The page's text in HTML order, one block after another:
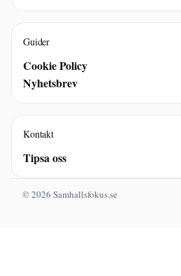
Guider
Cookie Policy
Nyhetsbrev
Kontakt
Tipsa oss
© 2026 Samhallsfokus.se